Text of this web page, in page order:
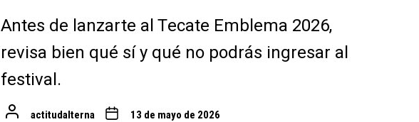
Antes de lanzarte al Tecate Emblema 2026,
revisa bien qué sí y qué no podrás ingresar al
festival.
actitudalterna 13 de mayo de 2026